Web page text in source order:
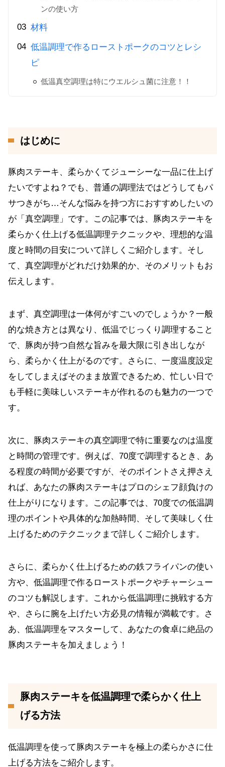
ンの使い方
材料
低温調理で作るローストポークのコツとレシ
ピ
低温真空調理は特にウエルシュ菌に注意！！
はじめに
豚肉ステーキ、柔らかくてジューシーな一品に仕上げ
たいですよね？でも、普通の調理法ではどうしてもパ
サつきがち…そんな悩みを持つ方におすすめしたいの
が「真空調理」です。この記事では、豚肉ステーキを
柔らかく仕上げる低温調理テクニックや、理想的な温
度と時間の目安について詳しくご紹介します。そし
て、真空調理がどれだけ効果的か、そのメリットもお
伝えします。
まず、真空調理は一体何がすごいのでしょうか？一般
的な焼き方とは異なり、低温でじっくり調理すること
で、豚肉が持つ自然な旨みを最大限に引き出しなが
ら、柔らかく仕上がるのです。さらに、一度温度設定
をしてしまえばそのまま放置できるため、忙しい日で
も手軽に美味しいステーキが作れるのも魅力の一つで
す。
次に、豚肉ステーキの真空調理で特に重要なのは温度
と時間の管理です。例えば、70度で調理するとき、あ
る程度の時間が必要ですが、そのポイントさえ押さえ
れば、あなたの豚肉ステーキはプロのシェフ顔負けの
仕上がりになります。この記事では、70度での低温調
理のポイントや具体的な加熱時間、そして美味しく仕
上げるためのテクニックまで詳しくご紹介します。
さらに、柔らかく仕上げるための鉄フライパンの使い
方や、低温調理で作るローストポークやチャーシュー
のコツも解説します。これから低温調理に挑戦する方
や、さらに腕を上げたい方必見の情報が満載です。さ
あ、低温調理をマスターして、あなたの食卓に絶品の
豚肉ステーキを加えましょう！
豚肉ステーキを低温調理で柔らかく仕上
げる方法
低温調理を使って豚肉ステーキを極上の柔らかさに仕
上げる方法をご紹介します。